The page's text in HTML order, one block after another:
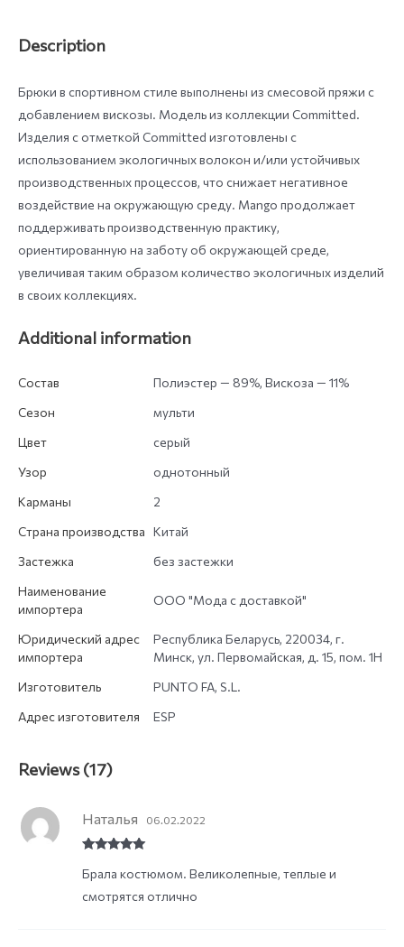
Description
Брюки в спортивном стиле выполнены из смесовой пряжи с
добавлением вискозы. Модель из коллекции Committed.
Изделия с отметкой Committed изготовлены с
использованием экологичных волокон и/или устойчивых
производственных процессов, что снижает негативное
воздействие на окружающую среду. Mango продолжает
поддерживать производственную практику,
ориентированную на заботу об окружающей среде,
увеличивая таким образом количество экологичных изделий
в своих коллекциях.
Additional information
Состав
Полиэстер — 89%, Вискоза — 11%
Сезон
мульти
Цвет
серый
Узор
однотонный
Карманы
2
Страна производства Китай
Застежка
без застежки
Наименование
импортера
ООО "Мода с доставкой"
Юридический адрес
импортера
Республика Беларусь, 220034, г.
Минск, ул. Первомайская, д. 15, пом. 1Н
Изготовитель
PUNTO FA, S.L.
Адрес изготовителя
ESP
Reviews (17)
of 5
Наталья 06.02.2022
Брала костюмом. Великолепные, теплые и
смотрятся отлично